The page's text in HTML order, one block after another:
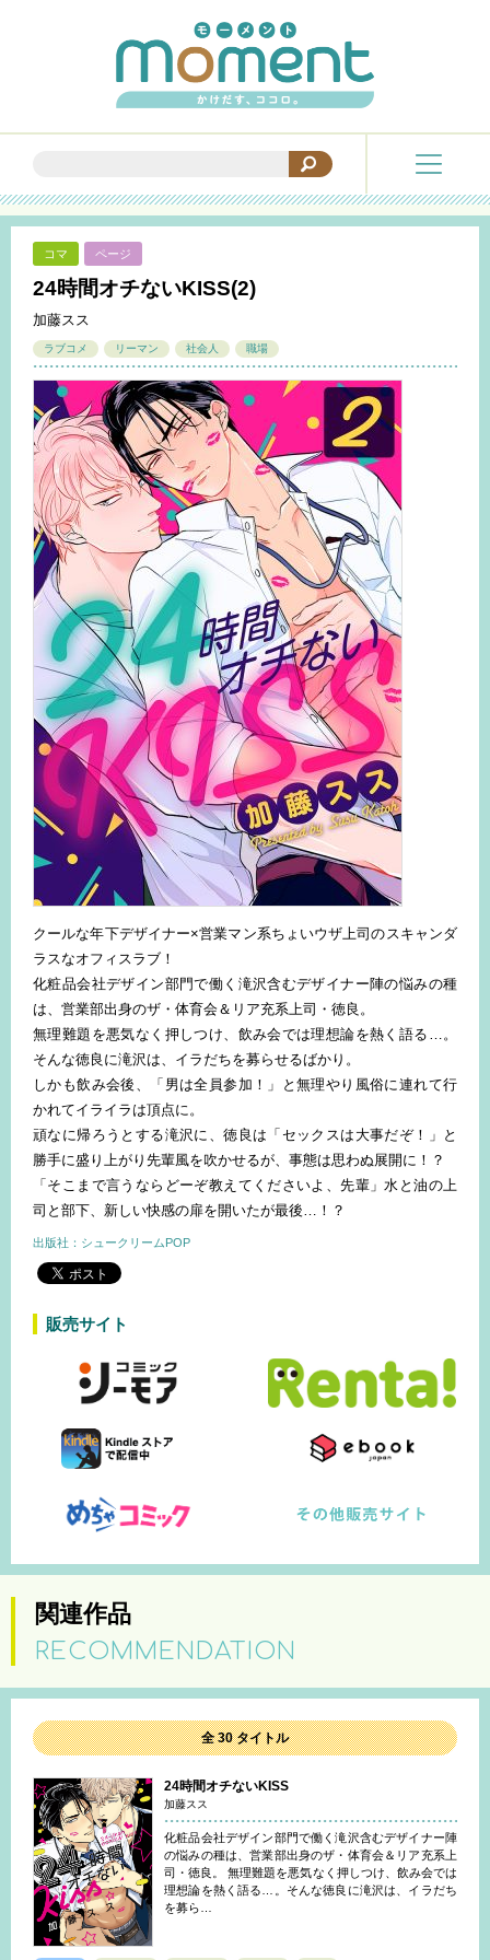
コマ ページ
24時間オチないKISS(2)
加藤スス
ラブコメ リーマン 社会人 職場
クールな年下デザイナー×営業マン系ちょいウザ上司のスキャンダ
ラスなオフィスラブ！
化粧品会社デザイン部門で働く滝沢含むデザイナー陣の悩みの種
は、営業部出身のザ・体育会＆リア充系上司・徳良。
無理難題を悪気なく押しつけ、飲み会では理想論を熱く語る…。
そんな徳良に滝沢は、イラだちを募らせるばかり。
しかも飲み会後、「男は全員参加！」と無理やり風俗に連れて行
かれてイライラは頂点に。
頑なに帰ろうとする滝沢に、徳良は「セックスは大事だぞ！」と
勝手に盛り上がり先輩風を吹かせるが、事態は思わぬ展開に！？
「そこまで言うならどーぞ教えてくださいよ、先輩」水と油の上
司と部下、新しい快感の扉を開いたが最後…！？
出版社：シュークリームPOP
販売サイト
関連作品
RECOMMENDATION
全 30 タイトル
24時間オチないKISS
加藤スス
化粧品会社デザイン部門で働く滝沢含むデザイナー陣
の悩みの種は、営業部出身のザ・体育会＆リア充系上
司・徳良。 無理難題を悪気なく押しつけ、飲み会では
理想論を熱く語る…。そんな徳良に滝沢は、イラだち
を募ら…